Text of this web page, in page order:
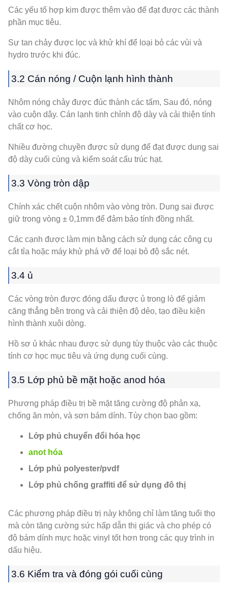
Các yếu tố hợp kim được thêm vào để đạt được các thành
phần mục tiêu.
Sự tan chảy được lọc và khử khí để loại bỏ các vùi và
hydro trước khi đúc.
3.2 Cán nóng / Cuộn lạnh hình thành
Nhôm nóng chảy được đúc thành các tấm, Sau đó, nóng
vào cuộn dây. Cán lạnh tinh chỉnh độ dày và cải thiện tính
chất cơ học.
Nhiều đường chuyền được sử dụng để đạt được dung sai
độ dày cuối cùng và kiểm soát cấu trúc hạt.
3.3 Vòng tròn dập
Chính xác chết cuộn nhôm vào vòng tròn. Dung sai được
giữ trong vòng ± 0,1mm để đảm bảo tính đồng nhất.
Các cạnh được làm mịn bằng cách sử dụng các công cụ
cắt tỉa hoặc máy khử phá vỡ để loại bỏ độ sắc nét.
3.4 ủ
Các vòng tròn được đóng dấu được ủ trong lò để giảm
căng thẳng bên trong và cải thiện độ dẻo, tạo điều kiện
hình thành xuôi dòng.
Hồ sơ ủ khác nhau được sử dụng tùy thuộc vào các thuộc
tính cơ học mục tiêu và ứng dụng cuối cùng.
3.5 Lớp phủ bề mặt hoặc anod hóa
Phương pháp điều trị bề mặt tăng cường độ phản xạ,
chống ăn mòn, và sơn bám dính. Tùy chọn bao gồm:
Lớp phủ chuyển đổi hóa học
anot hóa
Lớp phủ polyester/pvdf
Lớp phủ chống graffiti để sử dụng đô thị
Các phương pháp điều trị này không chỉ làm tăng tuổi thọ
mà còn tăng cường sức hấp dẫn thị giác và cho phép có
độ bám dính mực hoặc vinyl tốt hơn trong các quy trình in
dấu hiệu.
3.6 Kiểm tra và đóng gói cuối cùng